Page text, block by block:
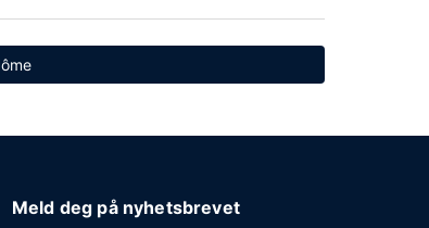
Meld deg på nyhetsbrevet